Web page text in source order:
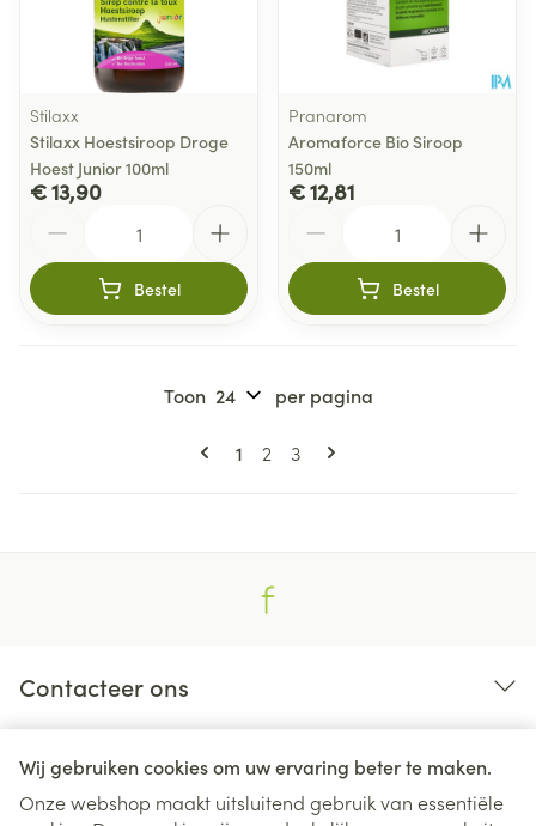
Wij gebruiken cookies om uw ervaring beter te maken.
Onze webshop maakt uitsluitend gebruik van essentiële
Stilaxx
Stilaxx Hoestsiroop Droge
Hoest Junior 100ml
€ 13,90
Bestel
Pranarom
Aromaforce Bio Siroop
150ml
€ 12,81
Bestel
Pagina's
U lees momenteel pagina
1 Pagina
2 Pagina
3
Toon per pagina
Contacteer ons